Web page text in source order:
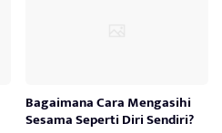
Bagaimana Cara Mengasihi
Sesama Seperti Diri Sendiri?